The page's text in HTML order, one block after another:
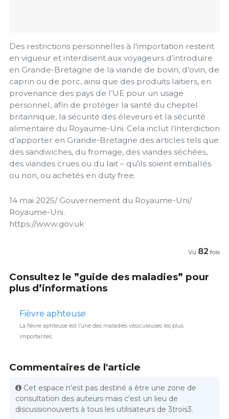
Des restrictions personnelles à l'importation restent
en vigueur et interdisent aux voyageurs d’introduire
en Grande-Bretagne de la viande de bovin, d’ovin, de
caprin ou de porc, ainsi que des produits laitiers, en
provenance des pays de l’UE pour un usage
personnel, afin de protéger la santé du cheptel
britannique, la sécurité des éleveurs et la sécurité
alimentaire du Royaume-Uni. Cela inclut l’interdiction
d’apporter en Grande-Bretagne des articles tels que
des sandwiches, du fromage, des viandes séchées,
des viandes crues ou du lait – qu’ils soient emballés
ou non, ou achetés en duty free.
14 mai 2025/ Gouvernement du Royaume-Uni/
Royaume-Uni.
https://www.gov.uk
Vu 82 fois
Consultez le ”guide des maladies” pour
plus d’informations
Fièvre aphteuse
La fièvre aphteuse est l’une des maladies vésiculeuses les plus
importantes.
Commentaires de l'article
Cet espace n'est pas destiné a être une zone de
consultation des auteurs mais c'est un lieu de
discussionouverts à tous les utilisateurs de 3trois3.